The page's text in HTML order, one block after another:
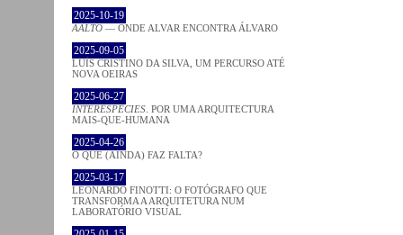
2025-10-19
AALTO — ONDE ALVAR ENCONTRA ÁLVARO
2025-09-05
LUÍS CRISTINO DA SILVA, UM PERCURSO ATÉ
NOVA OEIRAS
2025-06-27
INTERESPECIES . POR UMA ARQUITECTURA
MAIS-QUE-HUMANA
2025-04-26
O QUE (AINDA) FAZ FALTA?
2025-03-17
LEONARDO FINOTTI: O FOTÓGRAFO QUE
TRANSFORMA A ARQUITETURA NUM
LABORATÓRIO VISUAL